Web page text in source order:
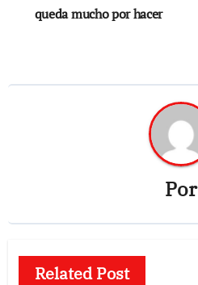
queda mucho por hacer
Por
Related Post